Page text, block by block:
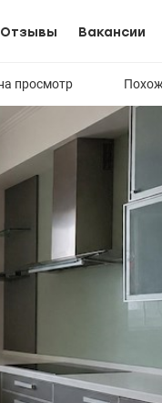
Отзывы Вакансии
просмотр